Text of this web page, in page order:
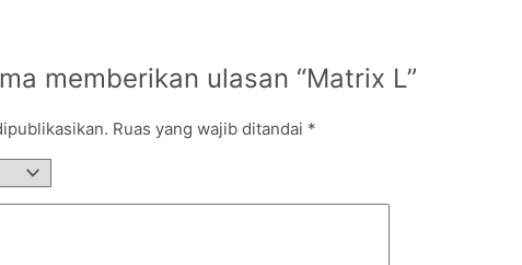
memberikan ulasan “Matrix L”
Ruas yang wajib ditandai *